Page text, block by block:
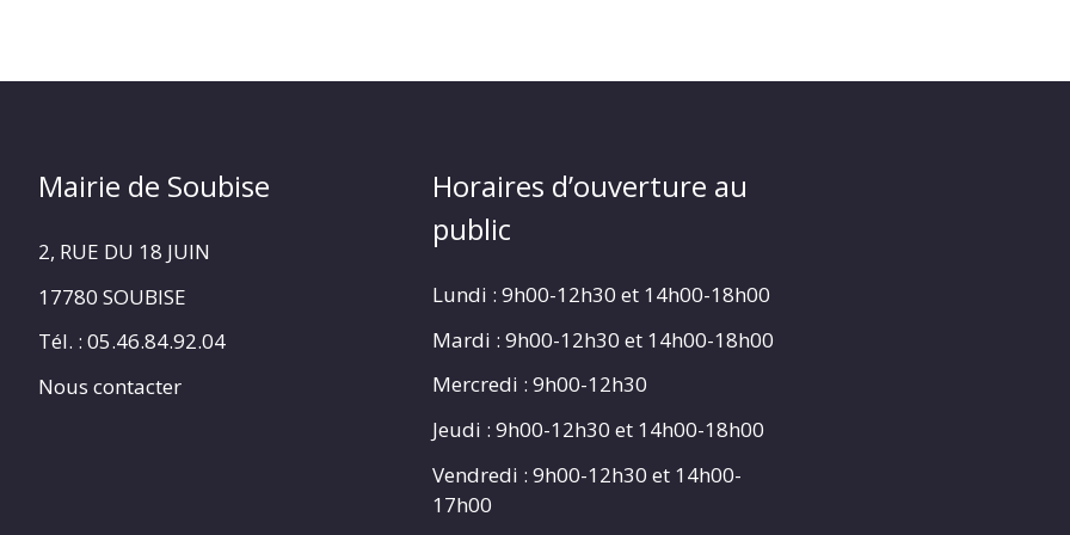
Mairie de Soubise
2, RUE DU 18 JUIN
17780 SOUBISE
Tél. : 05.46.84.92.04
Nous contacter
Horaires d’ouverture au
public
Lundi : 9h00-12h30 et 14h00-18h00
Mardi : 9h00-12h30 et 14h00-18h00
Mercredi : 9h00-12h30
Jeudi : 9h00-12h30 et 14h00-18h00
Vendredi : 9h00-12h30 et 14h00-
17h00